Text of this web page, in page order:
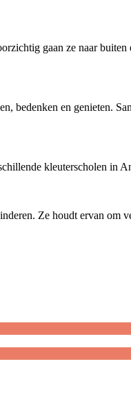
gaan ze naar
bedenken en genieten.
kleuterscholen in
Ze houdt ervan om